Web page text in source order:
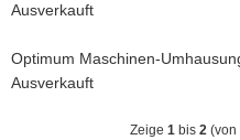
Ausverkauft
Optimum Maschinen-
Ausverkauft
Zeige 1bis 2(von